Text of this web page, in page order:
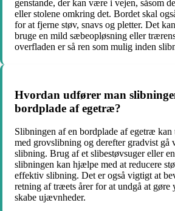
genstande, der kan være i vejen, såsom
eller stolene omkring det. Bordet skal
for at fjerne støv, snavs og pletter. Det
bruge en mild sæbeopløsning eller
overfladen er så ren som mulig inden
Hvordan udfører man
bordplade af egetræ?
Slibningen af en bordplade af egetræ kan
med grovslibning og derefter gradvist gå
slibning. Brug af et slibestøvsuger eller
slibningen kan hjælpe med at reducere
effektiv slibning. Det er også vigtigt at
retning af træets årer for at undgå at gøre
skabe ujævnheder.